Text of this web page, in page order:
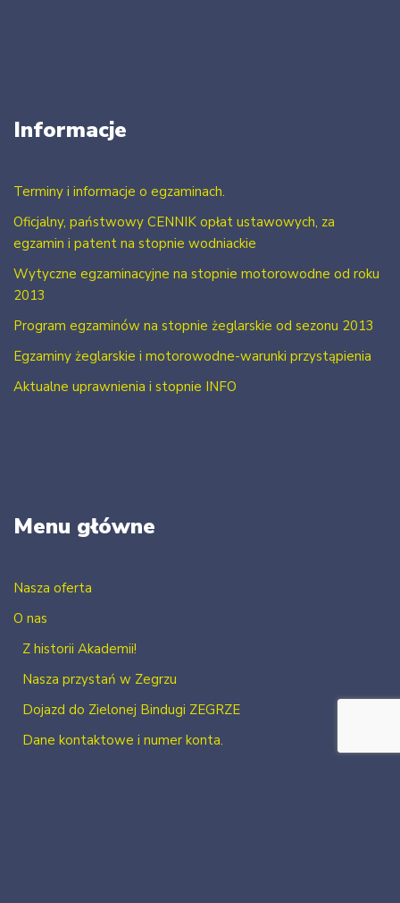
Informacje
Terminy i informacje o egzaminach.
Oficjalny, państwowy CENNIK opłat ustawowych, za
egzamin i patent na stopnie wodniackie
Wytyczne egzaminacyjne na stopnie motorowodne od roku
2013
Program egzaminów na stopnie żeglarskie od sezonu 2013
Egzaminy żeglarskie i motorowodne-warunki przystąpienia
Aktualne uprawnienia i stopnie INFO
Menu główne
Nasza oferta
O nas
Z historii Akademii!
Nasza przystań w Zegrzu
Dojazd do Zielonej Bindugi ZEGRZE
Dane kontaktowe i numer konta.